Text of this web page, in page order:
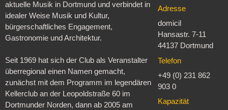
aktuelle Musik in Dortmund und verbindet in
idealer Weise Musik und Kultur,
bürgerschaftliches Engagement,
Gastronomie und Architektur.
Seit 1969 hat sich der Club als Veranstalter
überregional einen Namen gemacht,
zunächst mit dem Programm im legendären
Kellerclub an der Leopoldstraße 60 im
Dortmunder Norden, dann ab 2005 am
Adresse
domicil
Hansastr. 7-11
44137 Dortmund
Telefon
+49 (0) 231 862
903 0
Kapazität